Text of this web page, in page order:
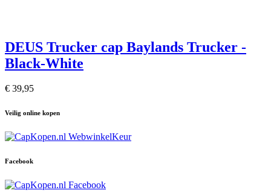
DEUS Trucker cap Baylands Trucker -
Black-White
€ 39,95
Veilig online kopen
Facebook